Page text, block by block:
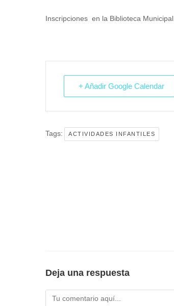
Inscripciones en la Biblioteca Municipal.
+ Añadir Google Calendar
Tags: ACTIVIDADES INFANTILES
Deja una respuesta